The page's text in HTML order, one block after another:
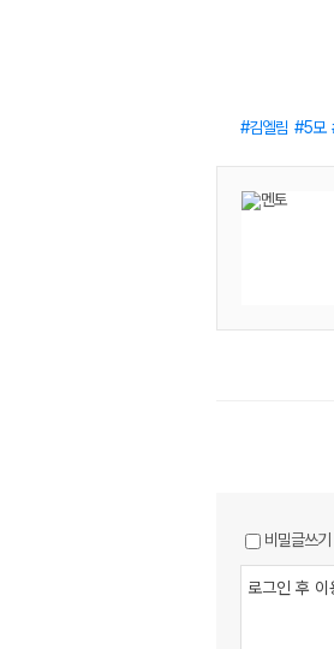
김엘림 5모
비밀글쓰기